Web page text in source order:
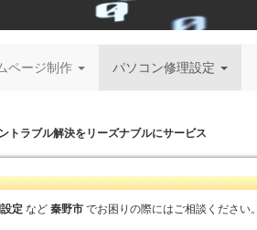
ページ制作 パソコン修理設定
トラブル解決をリーズナブルにサービス
設定など秦野市でお困りの際にはご相談ください。